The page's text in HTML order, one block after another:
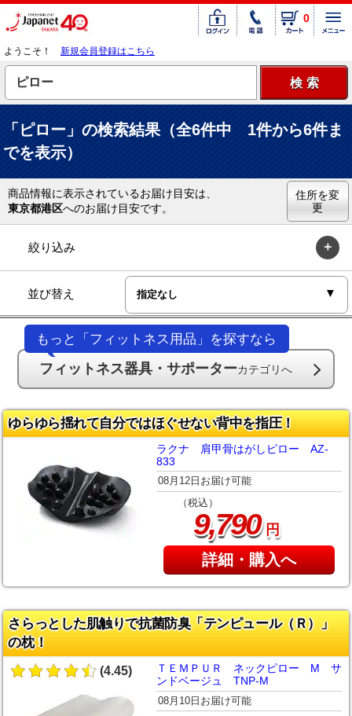
0
ようこそ！ 新規会員登録はこちら
「ピロー」の検索結果（全6件中 1件から6件ま
でを表示）
商品情報に表示されているお届け目安は、
東京都港区へのお届け目安です。
住所を変
更
絞り込み
並び替え
もっと「フィットネス用品」を探すなら
フィットネス器具・サポーターカテゴリへ
ゆらゆら揺れて自分ではほぐせない背中を指圧！
ラクナ 肩甲骨はがしピロー AZ-
833
08月12日お届け可能
（税込）
9,790円
詳細・購入へ
さらっとした肌触りで抗菌防臭「テンピュール（Ｒ）」
の枕！
(4.45)
ＴＥＭＰＵＲ ネックピロー M サ
ンドベージュ TNP-M
08月10日お届け可能